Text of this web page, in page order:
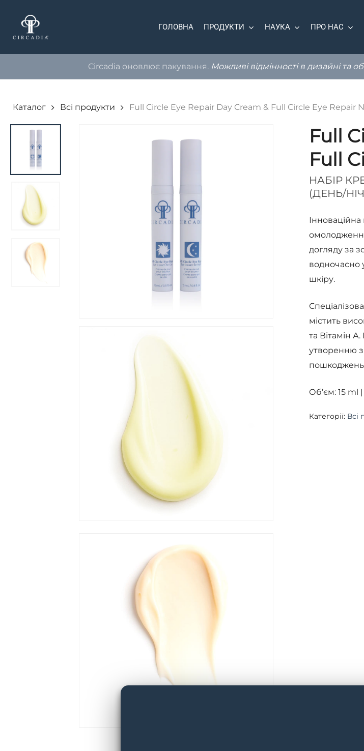
main
ГОЛОВНА ПРОДУКТИ НАУКА ПРО НАС
Circadia оновлює пакування. Можливі відмінності в дизайні та
Каталог Всі продукти Full Circle Eye Repair Day Cream & Full Circle Eye Repair
Full
Full
НАБІР
(ДЕНЬ/
Інноваційна
догляду за
водночасно
шкіру.
містить
та Вітамін
утворенню
пошкоджень
Об’єм: 15 ml
Категорії: Всі